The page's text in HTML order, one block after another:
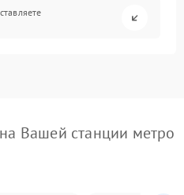
Вашей станции метро